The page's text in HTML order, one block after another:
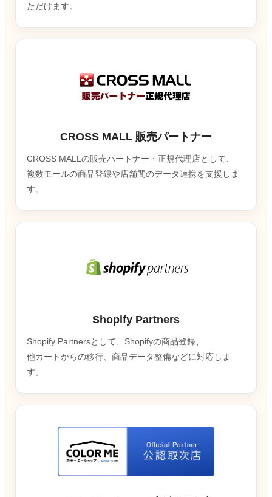
ただけます。
CROSS MALL 販売パートナー
CROSS MALLの販売パートナー・正規代理店として、
複数モールの商品登録や店舗間のデータ連携を支援しま
す。
Shopify Partners
Shopify Partnersとして、Shopifyの商品登録、
他カートからの移行、商品データ整備などに対応しま
す。